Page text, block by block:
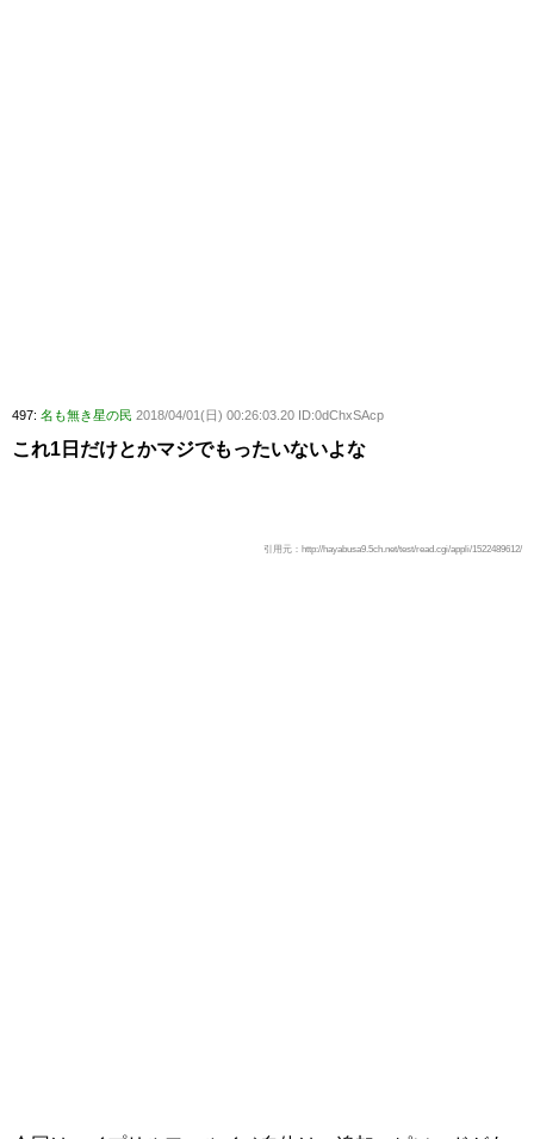
497: 名も無き星の民 2018/04/01(日) 00:26:03.20 ID:0dChxSAcp
これ1日だけとかマジでもったいないよな
引用元：http://hayabusa9.5ch.net/test/read.cgi/appli/1522489612/